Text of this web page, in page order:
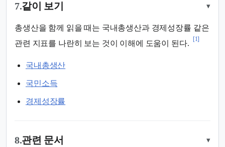
7.같이 보기 ▾
총생산을 함께 읽을 때는 국내총생산과 경제성장률 같은
관련 지표를 나란히 보는 것이 이해에 도움이 된다.
[1]
국내총생산
국민소득
경제성장률
8.관련 문서 ▾